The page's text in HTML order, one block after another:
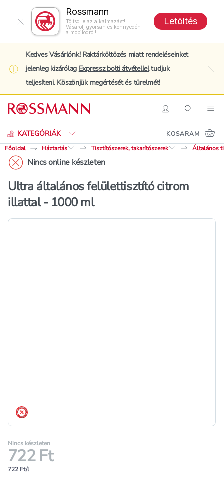
Rossmann
Töltsd le az alkalmazást!
Vásárolj gyorsan és könnyedén
a mobilodról!
Letöltés
Kedves Vásárlónk! Raktárköltözés miatt rendeléseinket
jelenleg kizárólag Expressz bolti átvételleltudjuk
teljesíteni. Köszönjük megértését és türelmét!
BelépésKeresés
KATEGÓRIÁK
Keresés
KOSARAM
Főoldal
Háztartás Tisztítószerek, takarítószerek Általános
Nincs online készleten
Ultra általános felülettisztító citrom
illattal - 1000 ml
árréscsökkentés
Nincs készleten
722 Ft
722 Ft/l